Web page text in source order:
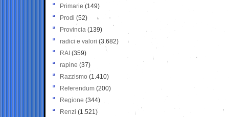
Primarie (149)
Prodi (52)
Provincia (139)
radici e valori (3.682)
RAI (359)
rapine (37)
Razzismo (1.410)
Referendum (200)
Regione (344)
Renzi (1.521)